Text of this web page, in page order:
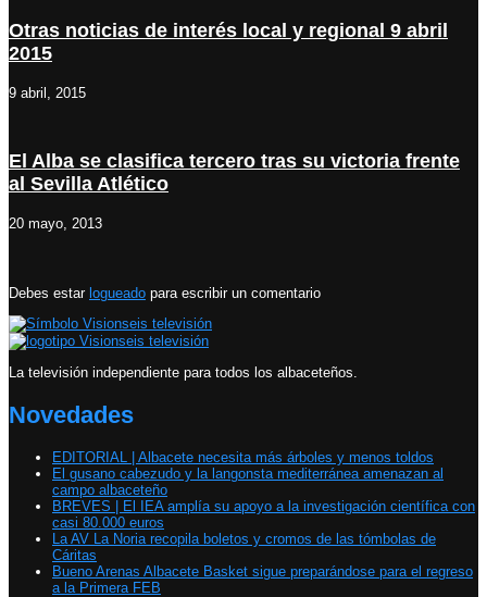
Otras noticias de interés local y regional 9 abril
2015
9 abril, 2015
El Alba se clasifica tercero tras su victoria frente
al Sevilla Atlético
20 mayo, 2013
Debes estar logueado para escribir un comentario
La televisión independiente para todos los albaceteños.
Novedades
EDITORIAL | Albacete necesita más árboles y menos toldos
El gusano cabezudo y la langonsta mediterránea amenazan al
campo albaceteño
BREVES | El IEA amplía su apoyo a la investigación científica con
casi 80.000 euros
La AV La Noria recopila boletos y cromos de las tómbolas de
Cáritas
Bueno Arenas Albacete Basket sigue preparándose para el regreso
a la Primera FEB